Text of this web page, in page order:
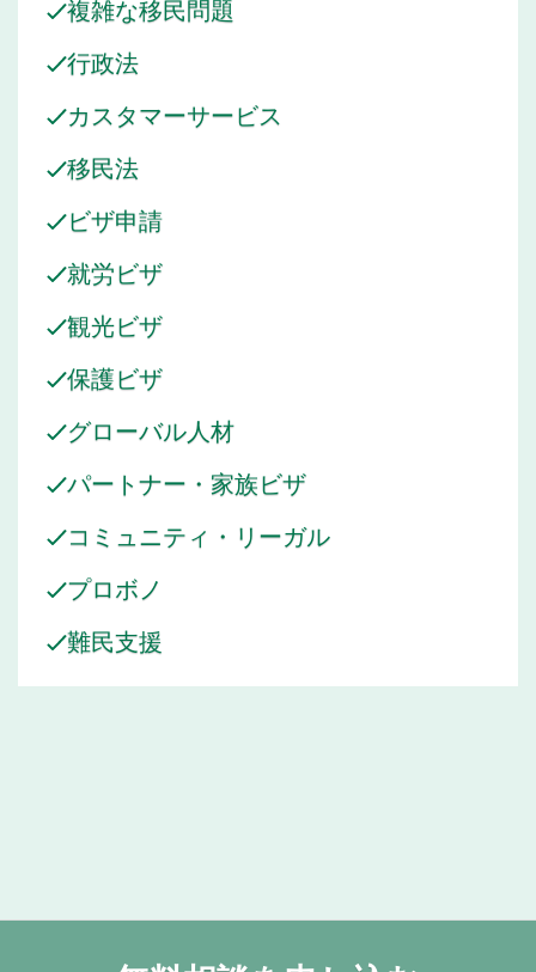
複雑な移民問題
行政法
カスタマーサービス
移民法
ビザ申請
就労ビザ
観光ビザ
保護ビザ
グローバル人材
パートナー・家族ビザ
コミュニティ・リーガル
プロボノ
難民支援